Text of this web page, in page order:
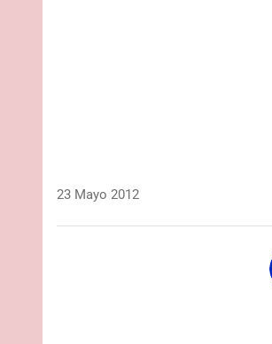
23 Mayo 2012